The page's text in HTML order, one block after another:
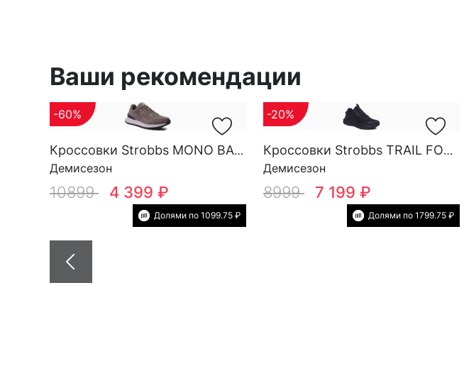
Ваши рекомендации
Кроссовки Strobbs MONO BASE M 3696-17
Демисезон
-60%
10899 4 399 ₽
Долями по 1099.75 ₽
Кроссовки Strobbs TRAIL FORCE YOW SG M 3818-3
Демисезон
-20%
8999 7 199 ₽
Долями по 1799.75 ₽